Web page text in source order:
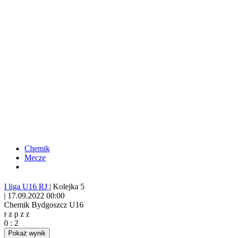
Chemik
Mecze
I liga U16 RJ | Kolejka 5
| 17.09.2022 00:00
Chemik Bydgoszcz U16
rz p z z
0 : 2
Pokaż wynik